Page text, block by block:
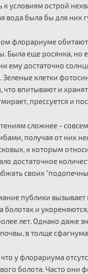
к условиям острой
вода была бы для них
флорариуме
Была еще росянка,
ему достаточно
Зеленые клетки
что впитывают и
прессуется и
сложнее -
получая от них
к которым
достаточное
своих
публики
болотах и
лет. Однако даже
в толще
что у флорариума
болота. Часто они